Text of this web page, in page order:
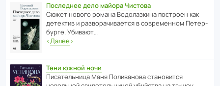
Последнее дело майора Чистова
Сюжет нового романа Водо­ла­з­кина пост­роен как
дете­ктив и разво­ра­чи­ва­ется в совре­менном Пете­р­
бурге. Убивают…
‹Далее›
Тени южной ночи
Писа­тель­ница Маня Поли­ва­нова стано­вится